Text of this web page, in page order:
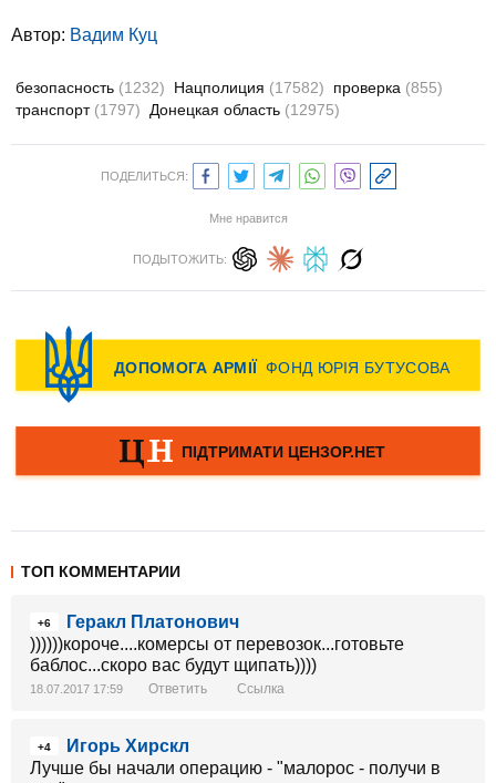
Автор: Вадим Куц
безопасность (1232) Нацполиция (17582) проверка (855)
транспорт (1797) Донецкая область (12975)
ПОДЕЛИТЬСЯ:
Мне нравится
ПОДЫТОЖИТЬ:
ТОП КОММЕНТАРИИ
+6
Геракл Платонович
))))))короче....комерсы от перевозок...готовьте
баблос...скоро вас будут щипать))))
18.07.2017 17:59 Ответить Ссылка
+4
Игорь Хирскл
Лучше бы начали операцию - "малорос - получи в